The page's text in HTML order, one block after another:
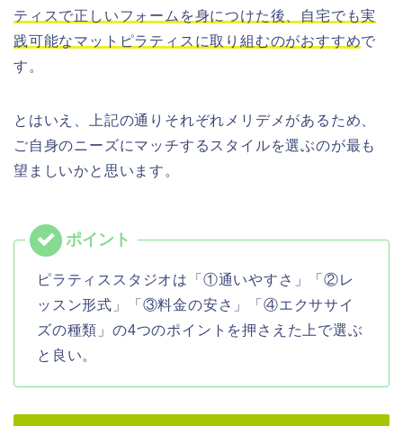
ティスで正しいフォームを身につけた後、自宅でも実
践可能なマットピラティスに取り組むのがおすすめで
す。
とはいえ、上記の通りそれぞれメリデメがあるため、
ご自身のニーズにマッチするスタイルを選ぶのが最も
望ましいかと思います。
ピラティススタジオは「①通いやすさ」「②レ
ッスン形式」「③料金の安さ」「④エクササイ
ズの種類」の4つのポイントを押さえた上で選ぶ
と良い。